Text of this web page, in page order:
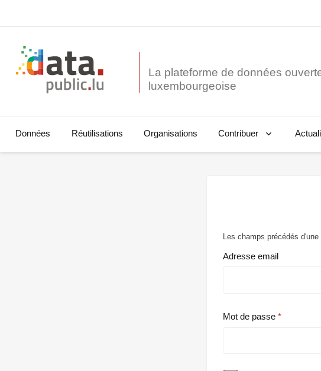
La plateforme de données
Données Réutilisations Organisations Contribuer
Les champs précédés
Adresse email
Mot de passe